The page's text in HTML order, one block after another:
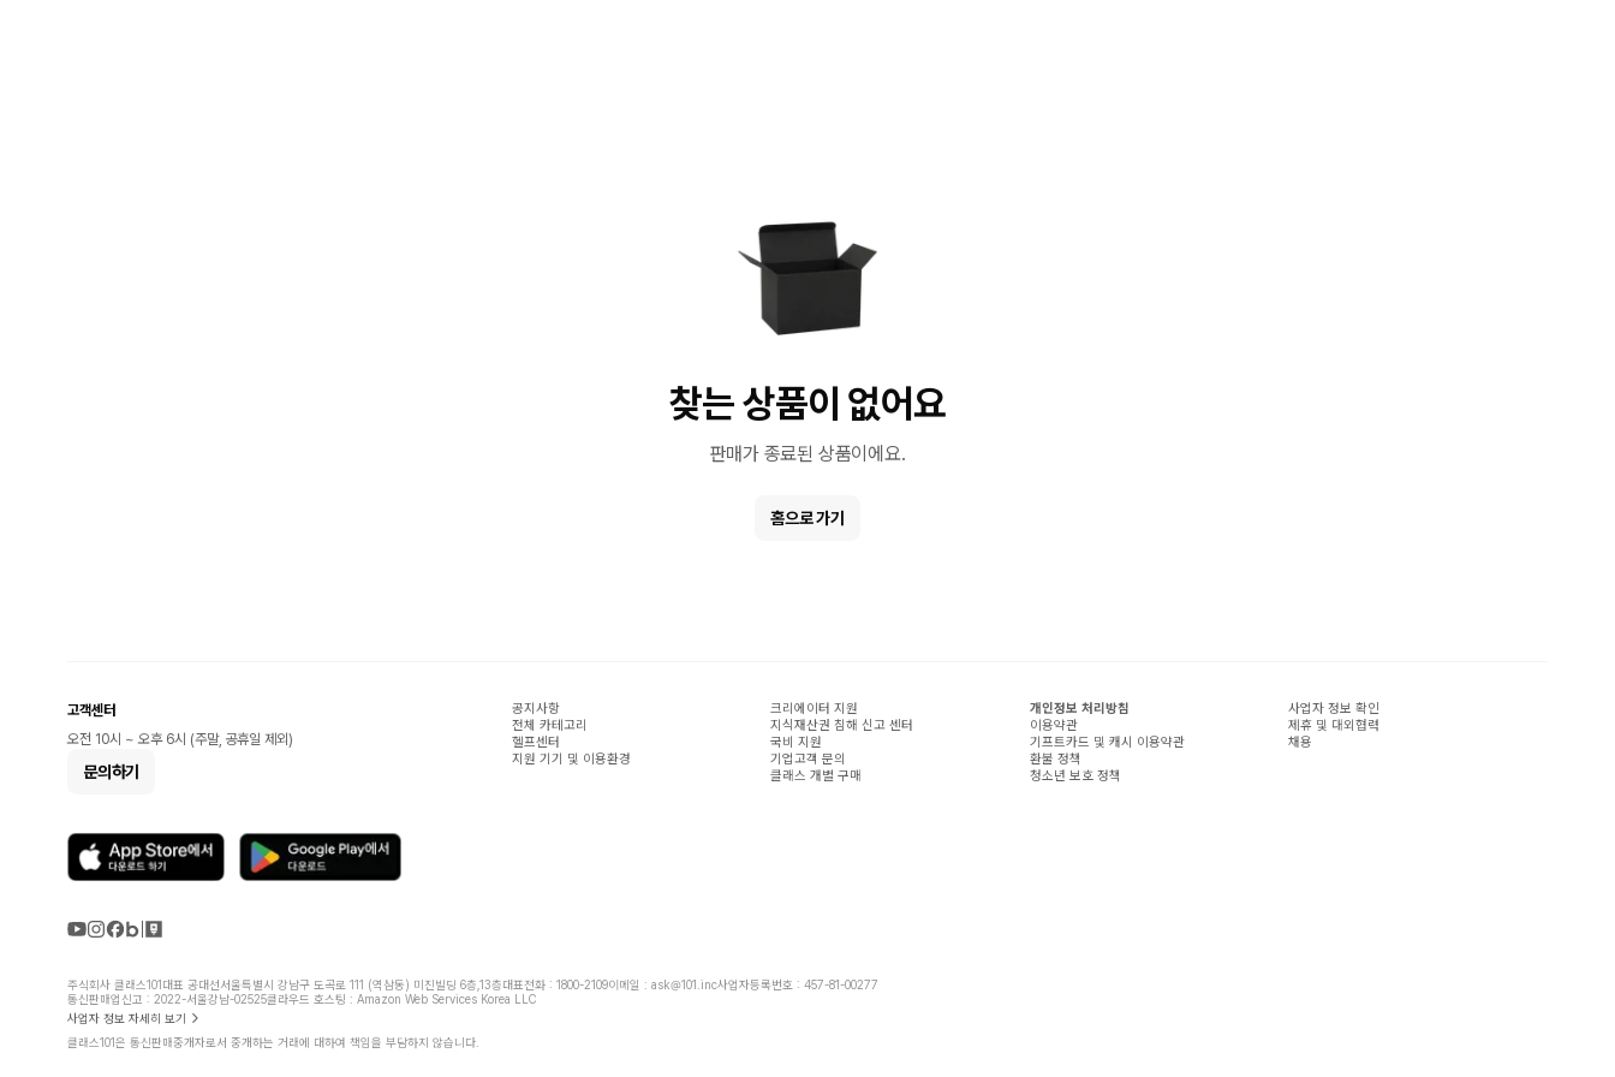
찾는 상품이 없어요
판매가 종료된 상품이에요.
홈으로 가기
고객센터
오전 10시 ~ 오후 6시 (주말, 공휴일 제외)
문의하기
공지사항
전체 카테고리
헬프센터
지원 기기 및 이용환경
크리에이터 지원
지식재산권 침해 신고 센터
국비 지원
기업고객 문의
클래스 개별 구매
개인정보 처리방침
이용약관
기프트카드 및 캐시 이용약관
환불 정책
청소년 보호 정책
사업자 정보 확인
제휴 및 대외협력
채용
주식회사 클래스101대표 공대선서울특별시 강남구 도곡로 111 (역삼동) 미진빌딩 6층,13층대표전화 : 1800-2109이메일 : ask@101.inc사업자등록번호 : 457-81-00277
통신판매업신고 : 2022-서울강남-02525클라우드 호스팅 : Amazon Web Services Korea LLC
사업자 정보 자세히 보기
클래스101은 통신판매중개자로서 중개하는 거래에 대하여 책임을 부담하지 않습니다.